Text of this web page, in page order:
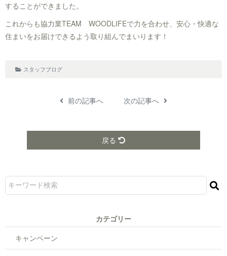
することができました。
これからも協力業TEAM WOODLIFEで力を合わせ、安心・快適な
住まいをお届けできるよう取り組んでまいります！
スタッフブログ
前の記事へ 次の記事へ
戻る
カテゴリー
キャンペーン